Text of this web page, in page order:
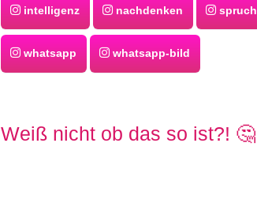
intelligenz nachdenken spruch
whatsapp whatsapp-bild
Weiß nicht ob das so ist?! 🤔